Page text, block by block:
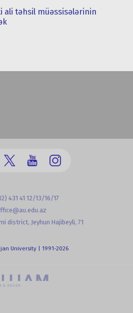
ali təhsil müəssisələrinin
431 41 12/13/16/17
district, Jeyhun Hajibeyli, 71
University | 1991-2026
by